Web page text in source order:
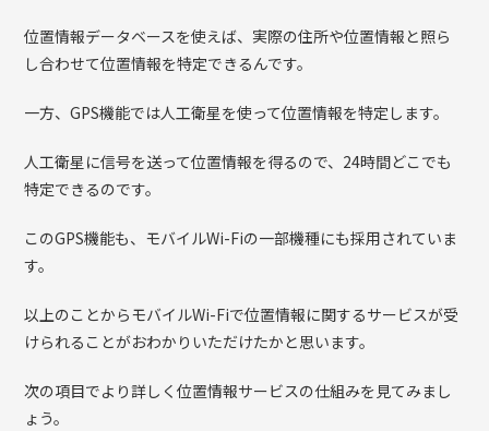
位置情報データベースを使えば、実際の住所や位置情報と照ら
し合わせて位置情報を特定できるんです。
一方、GPS機能では人工衛星を使って位置情報を特定します。
人工衛星に信号を送って位置情報を得るので、24時間どこでも
特定できるのです。
このGPS機能も、モバイルWi-Fiの一部機種にも採用されていま
す。
以上のことからモバイルWi-Fiで位置情報に関するサービスが受
けられることがおわかりいただけたかと思います。
次の項目でより詳しく位置情報サービスの仕組みを見てみまし
ょう。